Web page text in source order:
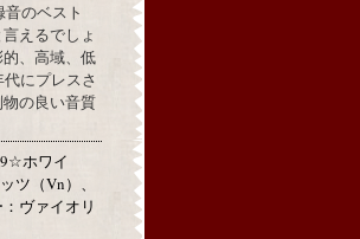
のベスト
えるでしょ
、高域、低
にプレスさ
の良い音質
ホワイ
ツ（Vn）、
ヴァイオリ